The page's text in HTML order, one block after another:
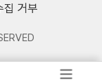
집 거부